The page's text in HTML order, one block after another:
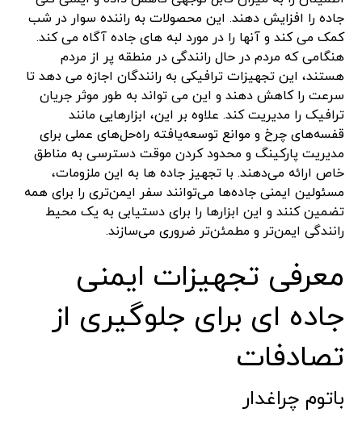
جاده را افزایش دهند. این محصولات به راننده سوار در شب
کمک می کند و آنها را در مورد لبه های جاده آگاه می کند.
هنگامی که مردم در حال رانندگی در منطقه پر از مردم
هستند، این تجهیزات ترافیکی به رانندگان اجازه می دهد تا
سرعت را کاهش دهند و این می تواند به طور موثر جریان
ترافیک را مدیریت کند. علاوه بر این، ابزارهایی مانند
قفسه‌های چرخ و موانع توسعه‌یافته راه‌حل‌های عملی برای
مدیریت پارکینگ و محدود کردن موقت دسترسی به مناطق
خاص ارائه می‌دهند. با تجهیز جاده ها به این ملزومات،
مسئولین ایمنی جاده‌ها می‌توانند سفر ایمن‌تری را برای همه
تضمین کنند و این ابزارها را برای دستیابی به یک محیط
رانندگی ایمن‌تر و مطمئن‌تر ضروری می‌سازند.
معرفی تجهیزات ایمنی
جاده ای برای جلوگیری از
تصادفات
باتوم چراغدار